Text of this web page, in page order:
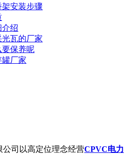
安装步骤
绍
瓦的厂家
要保养呢
厂家
司以高定位理念经营CPVC电力